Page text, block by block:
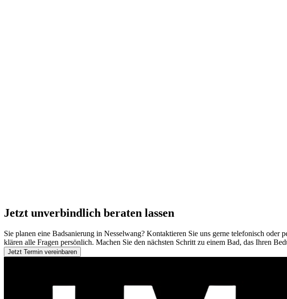
Jetzt unverbindlich beraten lassen
Sie planen eine Badsanierung in Nesselwang? Kontaktieren Sie uns gerne telefonisch
klären alle Fragen persönlich. Machen Sie den nächsten Schritt zu einem Bad, das Ihren
Jetzt Termin vereinbaren